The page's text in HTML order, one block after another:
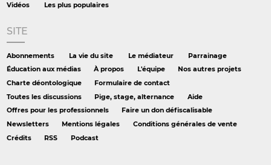
Vidéos
Les plus populaires
SITE
Abonnements La vie du site Le médiateur
Parrainage
Éducation aux médias
À propos L'équipe
Nos autres projets
Charte déontologique
Formulaire de contact
Toutes les discussions
Pige, stage, alternance
Aide
Offres pour les professionnels
Faire un don défiscalisable
Newsletters
Mentions légales
Conditions générales de vente
Crédits
RSS Podcast